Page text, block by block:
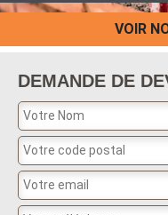
VOIR
DEMANDE DE